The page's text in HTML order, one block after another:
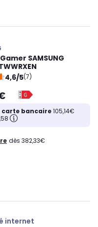
SAMSUNG
4,6/5(7)
carte bancaire105,14€
dès 382,33€
internet